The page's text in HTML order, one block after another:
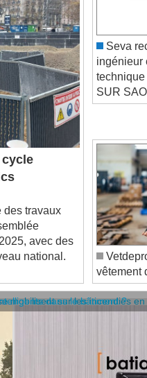
travaux
avec des
national.
ingénieur
SUR
vêtement
mobilisent sur les incendies
dans le bâtiment ?